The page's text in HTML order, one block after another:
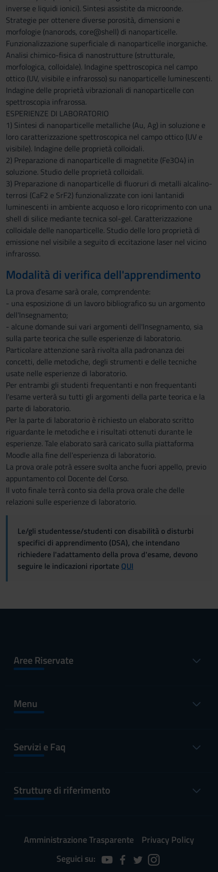
raccolto dal tuo utilizzo dei loro servizi.
inverse e liquidi ionici). Sintesi assistite da microonde.
Strategie per ottenere diverse porosità, dimensioni e
morfologie (nanorods, core@shell) di nanoparticelle.
Funzionalizzazione superficiale di nanoparticelle inorganiche.
Analisi chimico-fisica di nanostrutture (strutturale,
morfologica, colloidale). Indagine spettroscopica nel campo
ottico (UV, visibile e infrarosso) su nanoparticelle luminescenti.
Indagine delle proprietà vibrazionali di nanoparticelle con
spettroscopia infrarossa.
ESPERIENZE DI LABORATORIO
1) Sintesi di nanoparticelle metalliche (Au, Ag) in soluzione e
loro caratterizzazione spettroscopica nel campo ottico (UV e
visibile). Indagine delle proprietà colloidali.
2) Preparazione di nanoparticelle di magnetite (Fe3O4) in
soluzione. Studio delle proprietà colloidali.
3) Preparazione di nanoparticelle di fluoruri di metalli alcalino-
terrosi (CaF2 e SrF2) funzionalizzate con ioni lantanidi
luminescenti in ambiente acquoso e loro ricoprimento con una
shell di silice mediante tecnica sol-gel. Caratterizzazione
colloidale delle nanoparticelle. Studio delle loro proprietà di
emissione nel visibile a seguito di eccitazione laser nel vicino
infrarosso.
Modalità di verifica dell'apprendimento
La prova d'esame sarà orale, comprendente:
- una esposizione di un lavoro bibliografico su un argomento
dell'Insegnamento;
- alcune domande sui vari argomenti dell'Insegnamento, sia
sulla parte teorica che sulle esperienze di laboratorio.
Particolare attenzione sarà rivolta alla padronanza dei
concetti, delle metodiche, degli strumenti e delle tecniche
usate nelle esperienze di laboratorio.
Per entrambi gli studenti frequentanti e non frequentanti
l'esame verterà su tutti gli argomenti della parte teorica e la
parte di laboratorio.
Per la parte di laboratorio è richiesto un elaborato scritto
riguardante le metodiche e i risultati ottenuti durante le
esperienze. Tale elaborato sarà caricato sulla piattaforma
Moodle alla fine dell'esperienza di laboratorio.
La prova orale potrà essere svolta anche fuori appello, previo
appuntamento col Docente del Corso.
Il voto finale terrà conto sia della prova orale che delle
relazioni sulle esperienze di laboratorio.
Le/gli studentesse/studenti con disabilità o disturbi
specifici di apprendimento (DSA), che intendano
richiedere l'adattamento della prova d'esame, devono
seguire le indicazioni riportate QUI
Aree Riservate
Menu
Servizi e Faq
Strutture di riferimento
Amministrazione Trasparente
Privacy Policy
Seguici su: